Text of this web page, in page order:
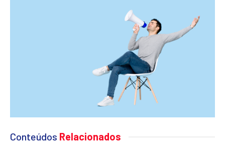
Conteúdos Relacionados